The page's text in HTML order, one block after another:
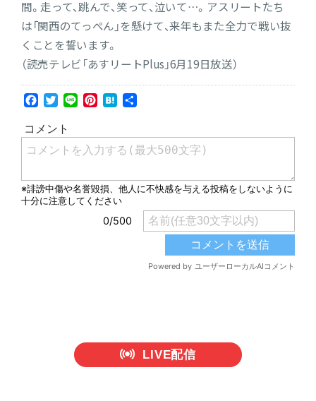
間。走って、跳んで、笑って、泣いて…。アスリートたち
は「関西のてっぺん」を懸けて、来年もまた全力で戦い抜
くことを誓います。
（読売テレビ「あすリートPlus」6月19日放送）
Facebook
Twitter
LinePinterest
Hatena
共
LIVE配信